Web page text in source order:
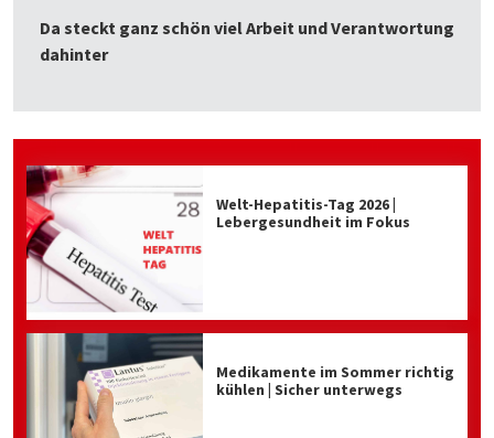
Da steckt ganz schön viel Arbeit und Verantwortung
dahinter
Welt-Hepatitis-Tag 2026 |
Lebergesundheit im Fokus
Medikamente im Sommer richtig
kühlen | Sicher unterwegs